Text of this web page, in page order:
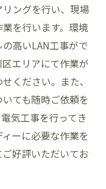
ングを行い、現場
を行います。環境
高いLAN工事がで
エリアにて作業が
ください。また、
ても随時ご依頼を
気工事を行ってき
ーに必要な作業を
好評いただいてお